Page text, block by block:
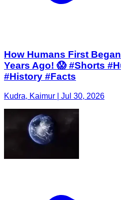
How Humans First
Years Ago! 😱 #Shorts
#History #Facts
Kudra, Kaimur | Jul 30, 2026